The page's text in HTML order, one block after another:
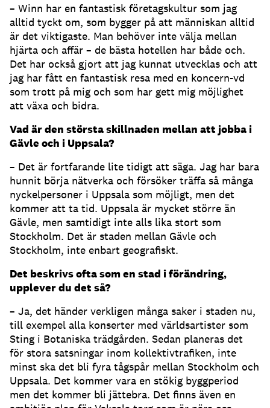
– Winn har en fantastisk företagskultur som jag
alltid tyckt om, som bygger på att människan alltid
är det viktigaste. Man behöver inte välja mellan
hjärta och affär – de bästa hotellen har både och.
Det har också gjort att jag kunnat utvecklas och att
jag har fått en fantastisk resa med en koncern-vd
som trott på mig och som har gett mig möjlighet
att växa och bidra.
Vad är den största skillnaden mellan att jobba i
Gävle och i Uppsala?
– Det är fortfarande lite tidigt att säga. Jag har bara
hunnit börja nätverka och försöker träffa så många
nyckelpersoner i Uppsala som möjligt, men det
kommer att ta tid. Uppsala är mycket större än
Gävle, men samtidigt inte alls lika stort som
Stockholm. Det är staden mellan Gävle och
Stockholm, inte enbart geografiskt.
Det beskrivs ofta som en stad i förändring,
upplever du det så?
– Ja, det händer verkligen många saker i staden nu,
till exempel alla konserter med världsartister som
Sting i Botaniska trädgården. Sedan planeras det
för stora satsningar inom kollektivtrafiken, inte
minst ska det bli fyra tågspår mellan Stockholm och
Uppsala. Det kommer vara en stökig byggperiod
men det kommer bli jättebra. Det finns även en